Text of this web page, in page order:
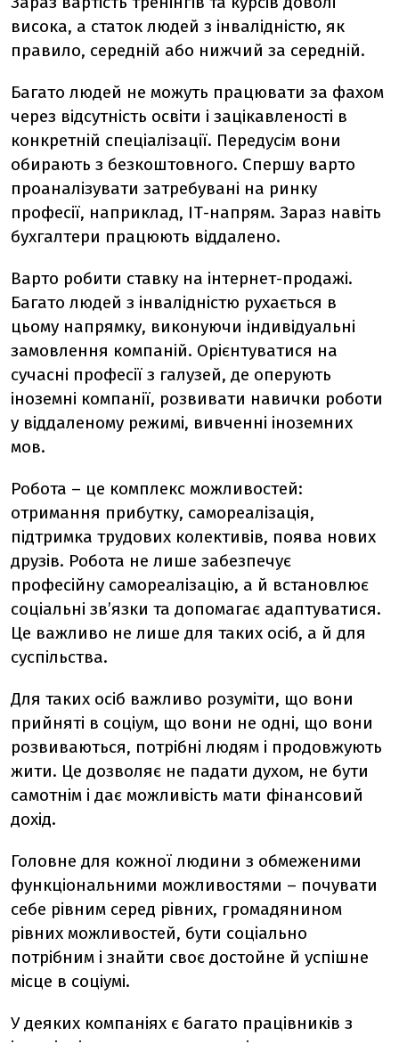
висока, а статок людей з інвалідністю, як
правило, середній або нижчий за середній.
Багато людей не можуть працювати за фахом
через відсутність освіти і зацікавленості в
конкретній спеціалізації. Передусім вони
обирають з безкоштовного. Спершу варто
проаналізувати затребувані на ринку
професії, наприклад, ІТ-напрям. Зараз навіть
бухгалтери працюють віддалено.
Варто робити ставку на інтернет-продажі.
Багато людей з інвалідністю рухається в
цьому напрямку, виконуючи індивідуальні
замовлення компаній. Орієнтуватися на
сучасні професії з галузей, де оперують
іноземні компанії, розвивати навички роботи
у віддаленому режимі, вивченні іноземних
мов.
Робота – це комплекс можливостей:
отримання прибутку, самореалізація,
підтримка трудових колективів, поява нових
друзів. Робота не лише забезпечує
професійну самореалізацію, а й встановлює
соціальні зв’язки та допомагає адаптуватися.
Це важливо не лише для таких осіб, а й для
суспільства.
Для таких осіб важливо розуміти, що вони
прийняті в соціум, що вони не одні, що вони
розвиваються, потрібні людям і продовжують
жити. Це дозволяє не падати духом, не бути
самотнім і дає можливість мати фінансовий
дохід.
Головне для кожної людини з обмеженими
функціональними можливостями – почувати
себе рівним серед рівних, громадянином
рівних можливостей, бути соціально
потрібним і знайти своє достойне й успішне
місце в соціумі.
У деяких компаніях є багато працівників з